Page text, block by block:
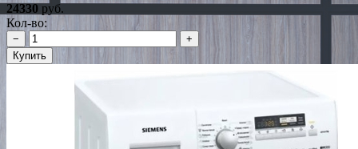
24330 руб.
Кол-во:
−
+
Купить